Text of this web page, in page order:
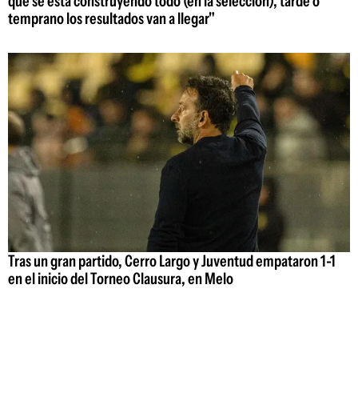
temprano los resultados van a llegar"
Tras un gran partido, Cerro Largo y Juventud empataron 1-1
en el inicio del Torneo Clausura, en Melo